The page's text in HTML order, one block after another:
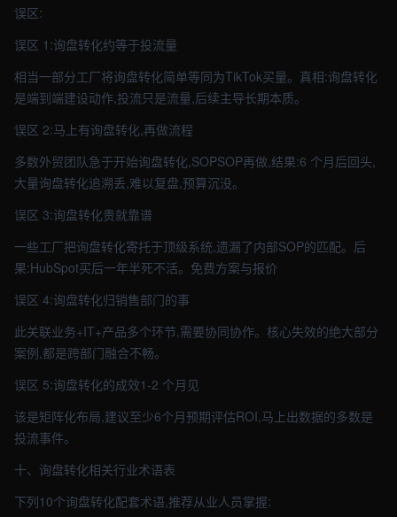
误区:
误区 1:询盘转化约等于投流量
相当一部分工厂将询盘转化简单等同为TikTok买量。真相:询盘转化
是端到端建设动作,投流只是流量,后续主导长期本质。
误区 2:马上有询盘转化,再做流程
多数外贸团队急于开始询盘转化,SOPSOP再做,结果:6 个月后回头,
大量询盘转化追溯丢,难以复盘,预算沉没。
误区 3:询盘转化贵就靠谱
一些工厂把询盘转化寄托于顶级系统,遗漏了内部SOP的匹配。后
果:HubSpot买后一年半死不活。免费方案与报价
误区 4:询盘转化归销售部门的事
此关联业务+IT+产品多个环节,需要协同协作。核心失效的绝大部分
案例,都是跨部门融合不畅。
误区 5:询盘转化的成效1-2 个月见
该是矩阵化布局,建议至少6个月预期评估ROI,马上出数据的多数是
投流事件。
十、询盘转化相关行业术语表
下列10个询盘转化配套术语,推荐从业人员掌握: